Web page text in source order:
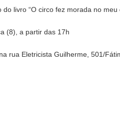
do livro “O circo fez morada no
(8), a partir das 17h
rua Eletricista Guilherme, 501/